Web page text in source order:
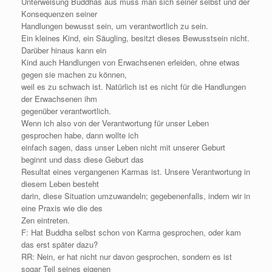
Konsequenzen seiner
Handlungen bewusst sein, um verantwortlich zu sein.
Ein kleines Kind, ein Säugling, besitzt dieses Bewusstsein nicht.
Darüber hinaus kann ein
Kind auch Handlungen von Erwachsenen erleiden, ohne etwas
gegen sie machen zu können,
weil es zu schwach ist. Natürlich ist es nicht für die Handlungen
der Erwachsenen ihm
gegenüber verantwortlich.
Wenn ich also von der Verantwortung für unser Leben
gesprochen habe, dann wollte ich
einfach sagen, dass unser Leben nicht mit unserer Geburt
beginnt und dass diese Geburt das
Resultat eines vergangenen Karmas ist. Unsere Verantwortung in
diesem Leben besteht
darin, diese Situation umzuwandeln; gegebenenfalls, indem wir in
eine Praxis wie die des
Zen eintreten.
F: Hat Buddha selbst schon von Karma gesprochen, oder kam
das erst später dazu?
RR: Nein, er hat nicht nur davon gesprochen, sondern es ist
sogar Teil seines eigenen